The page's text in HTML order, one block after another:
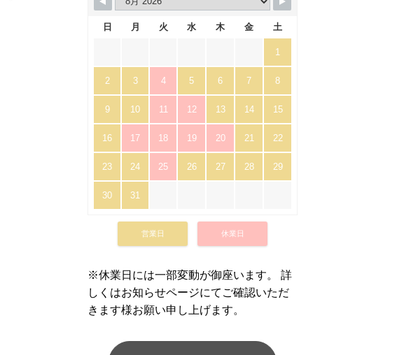
日 月 火 水 木 金 土
1
2 3 4 5 6 7 8
9 10 11 12 13 14 15
16 17 18 19 20 21 22
23 24 25 26 27 28 29
30 31
営業日 休業日
※休業日には一部変動が御座います。 詳
しくはお知らせページにてご確認いただ
きます様お願い申し上げます。